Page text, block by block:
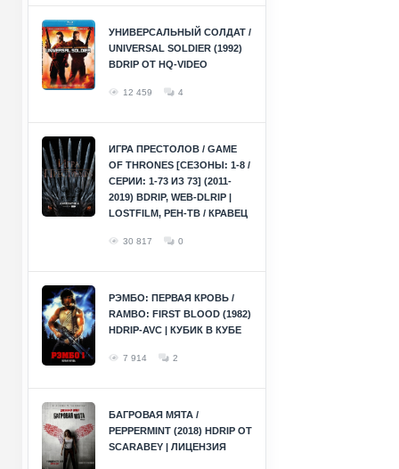
УНИВЕРСАЛЬНЫЙ СОЛДАТ /
UNIVERSAL SOLDIER (1992)
BDRIP ОТ HQ-VIDEO
12 459 4
ИГРА ПРЕСТОЛОВ / GAME
OF THRONES [СЕЗОНЫ: 1-8 /
СЕРИИ: 1-73 ИЗ 73] (2011-
2019) BDRIP, WEB-DLRIP |
LOSTFILM, РЕН-ТВ / КРАВЕЦ
30 817 0
РЭМБО: ПЕРВАЯ КРОВЬ /
RAMBO: FIRST BLOOD (1982)
HDRIP-AVC | КУБИК В КУБЕ
7 914 2
БАГРОВАЯ МЯТА /
PEPPERMINT (2018) HDRIP ОТ
SCARABEY | ЛИЦЕНЗИЯ